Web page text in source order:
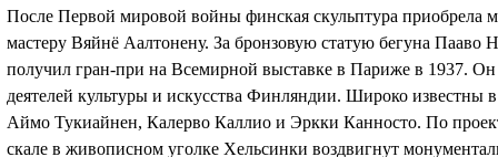
После Первой мировой войны финская скульптура приобрела
мастеру Вяйнё Аалтонену. За бронзовую статую бегуна
получил гран-при на Всемирной выставке в Париже в 1937. Он
деятелей культуры и искусства Финляндии. Широко известны
Аймо Тукиайнен, Калерво Каллио и Эркки Канносто. По
скале в живописном уголке Хельсинки воздвигнут